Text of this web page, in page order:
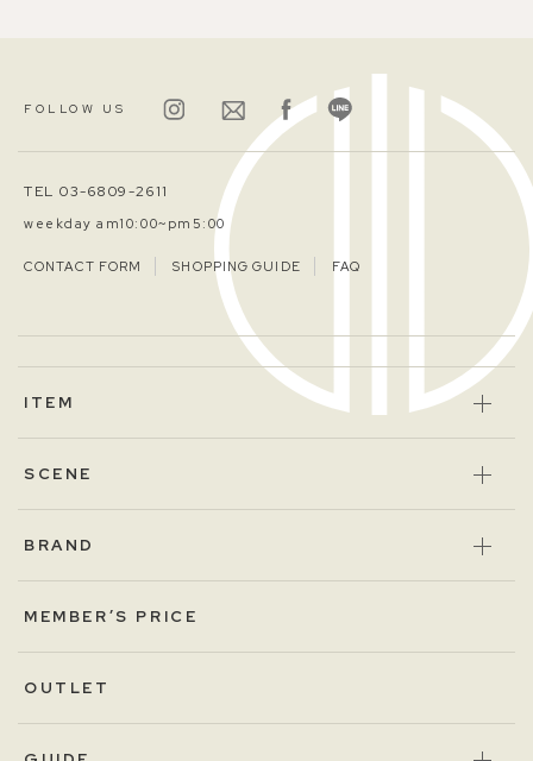
FOLLOW US
TEL 03-6809-2611
weekday am10:00~pm5:00
CONTACT FORM SHOPPING GUIDE FAQ
ITEM
SCENE
BRAND
MEMBER’S PRICE
OUTLET